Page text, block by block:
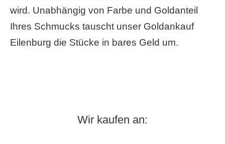
wird. Unabhängig von Farbe und Goldanteil
Ihres Schmucks tauscht unser Goldankauf
Eilenburg die Stücke in bares Geld um.
Wir kaufen an: